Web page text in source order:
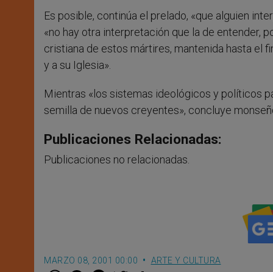
Es posible, continúa el prelado, «que alguien
«no hay otra interpretación que la de entender,
cristiana de estos mártires, mantenida hasta el
y a su Iglesia».
Mientras «los sistemas ideológicos y políticos
semilla de nuevos creyentes», concluye
Publicaciones Relacionadas:
Publicaciones no relacionadas.
MARZO 08, 2001 00:00 ARTE Y CULTURA